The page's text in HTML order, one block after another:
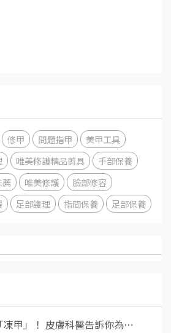
修甲 問題指甲
美甲工具
唯美修護精品剪具
手部保養
薦 唯美修護
臉部修容
足部謢理 指間保養 足部保養
凍甲」！ 皮膚科醫告訴你為⋯